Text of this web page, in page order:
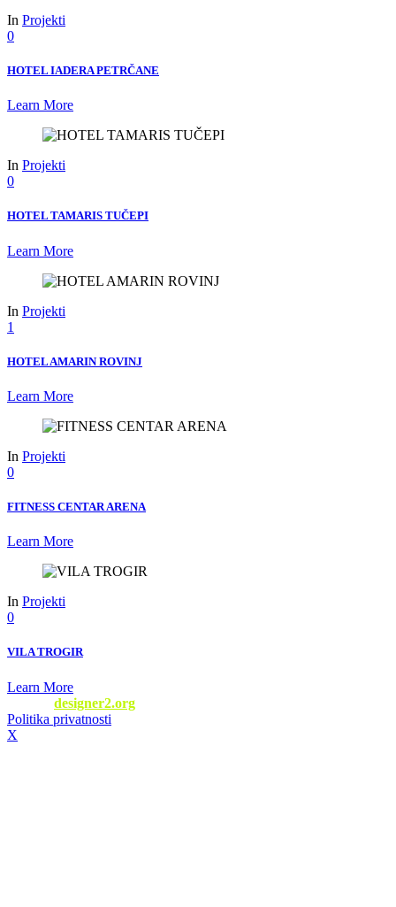
In Projekti
0
HOTEL IADERA PETRČANE
Learn More
In Projekti
0
HOTEL TAMARIS TUČEPI
Learn More
In Projekti
1
HOTEL AMARIN ROVINJ
Learn More
In Projekti
0
FITNESS CENTAR ARENA
Learn More
In Projekti
0
VILA TROGIR
Learn More
designer2.org
Politika privatnosti
X